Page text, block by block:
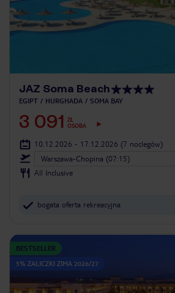
JAZ Soma Beach
EGIPT HURGHADA SOMA BAY
3 091
ZŁ
OSOBA
10.12.2026 - 17.12.2026 (7 noclegów)
Warszawa-Chopina (07:15)
All Inclusive
bogata oferta rekreacyjna
BESTSELLER
5% ZALICZKI ZIMA 2026/27